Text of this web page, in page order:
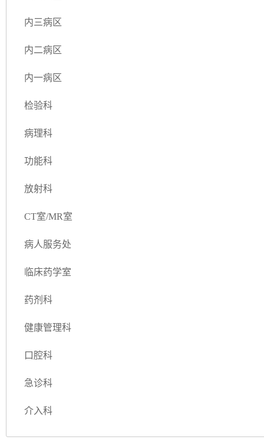
内三病区
内二病区
内一病区
检验科
病理科
功能科
放射科
CT室/MR室
病人服务处
临床药学室
药剂科
健康管理科
口腔科
急诊科
介入科